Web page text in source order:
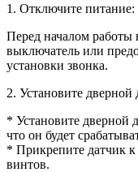
1. Отключите питание:
Перед началом работы
выключатель или
установки звонка.
2. Установите дверной
* Установите дверной
что он будет
* Прикрепите датчик
винтов.